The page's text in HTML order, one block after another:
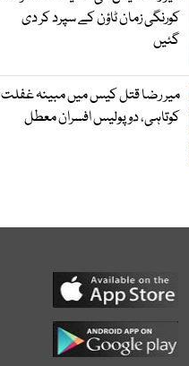
کورنگی زمان ٹاؤن کے سپرد کر دی
گئیں
میر رضا قتل کیس میں مبینہ غفلت
کوتاہی، دو پولیس افسران معطل